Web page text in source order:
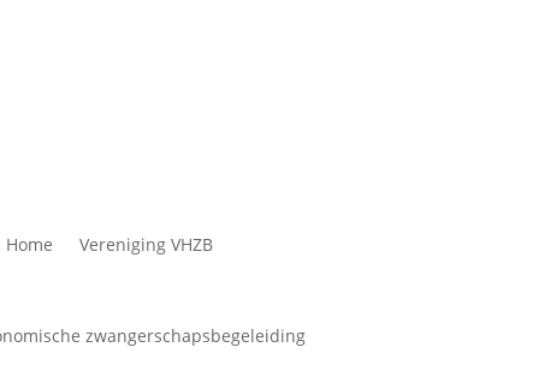
Home Vereniging VHZB
zwangerschapsbegeleiding